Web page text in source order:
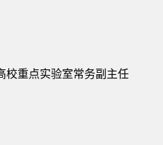
校重点实验室常务副主任